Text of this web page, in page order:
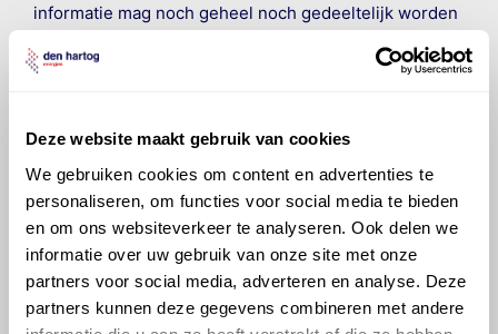
Deze website maakt gebruik van cookies
We gebruiken cookies om content en advertenties te
personaliseren, om functies voor social media te bieden
en om ons websiteverkeer te analyseren. Ook delen we
informatie over uw gebruik van onze site met onze
partners voor social media, adverteren en analyse. Deze
partners kunnen deze gegevens combineren met andere
informatie mag noch geheel noch gedeeltelijk worden
gereproduceerd, opgeslagen in een database of op
andere manieren worden overgedragen zonder
om ervoor te zorgen dat deze gegevens zo accuraat
aansprakelijkheid aanvaard, anders dan waartoe een
wettelijke verplichting bestaat, voor schade of verlies
veroorzaakt door fouten of omissies in de verstrekte
informatie. Door deze olieaanbevelingsinformatie te
raadplegen en te gebruiken erkent de gebruiker dat
hij/zij de ervaring, de kennis en het vermogen heeft